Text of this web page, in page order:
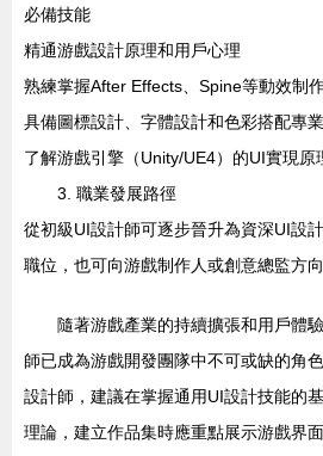
必備技能
精通游戲設計原理和用戶心理
熟練掌握After Effects、Spine等動效制
具備圖標設計、字體設計和色彩搭配專
了解游戲引擎（Unity/UE4）的UI實現原
3. 職業發展路徑
從初級UI設計師可逐步晉升為資深UI設
職位，也可向游戲制作人或創意總監方向
隨著游戲產業的持續擴張和用戶體
師已成為游戲開發團隊中不可或缺的角
設計師，建議在掌握通用UI設計技能的
理論，建立作品集時應重點展示游戲界